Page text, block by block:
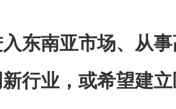
东南亚市场、从
行业，或希望建